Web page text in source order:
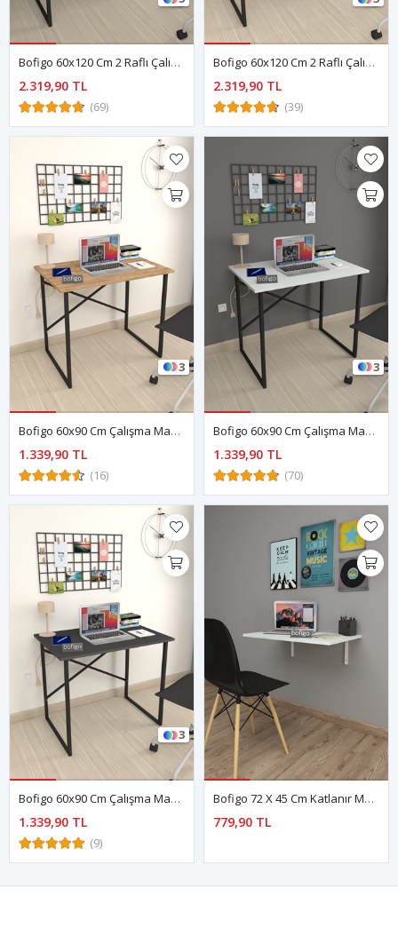
Bofigo 60x120 Cm 2 Raflı Çalışma Masası Bilgisayar Masası Ofis Ders Yemek Masası Kafka Beyaz
2.319,90 TL
(69)
Bofigo 60x120 Cm 2 Raflı Çalışma Masası Bilgisayar Masası Ofis Ders Yemek Masası Kafka Antrasit
2.319,90 TL
(39)
3
Bofigo 60x90 Cm Çalışma Masası Bilgisayar Masası Ofis Ders Yemek Masası Hugo Çam
1.339,90 TL
(16)
3
Bofigo 60x90 Cm Çalışma Masası Bilgisayar Masası Ofis Ders Yemek Masası Hugo Beyaz
1.339,90 TL
(70)
3
Bofigo 60x90 Cm Çalışma Masası Bilgisayar Masası Ofis Ders Yemek Masası Hugo Antrasit
1.339,90 TL
(9)
Bofigo 72 X 45 Cm Katlanır Masa Duvara Monte Masa Mutfak Masası Balkon Masası Çalışma Masası Beyaz
779,90 TL